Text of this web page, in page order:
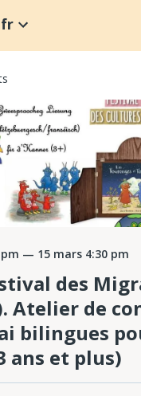
fr
— 15 mars 4:30 pm
des
Atelier de
bilingues
ans et plus)